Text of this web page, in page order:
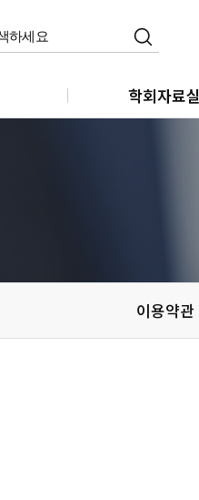
학회자료실
이용약관